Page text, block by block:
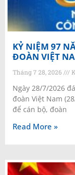
KỶ NIỆM 97
ĐOÀN VIỆT
Tháng 7 28, 2026
Ngày 28/7/2026
đoàn Việt Nam
để cán bộ, đoàn
Read More »